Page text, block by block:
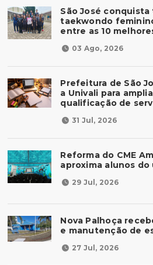
São José
taekwondo
entre as 10
03 Ago, 2026
Prefeitura de São
a Univali para
qualificação de
31 Jul, 2026
Reforma do CME
aproxima alunos
29 Jul, 2026
Nova Palhoça
e manutenção de
27 Jul, 2026